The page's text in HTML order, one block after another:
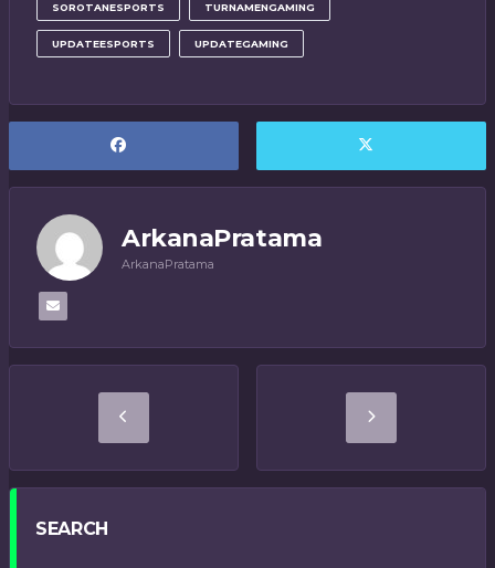
SOROTANESPORTS TURNAMENGAMING
UPDATEESPORTS UPDATEGAMING
ArkanaPratama
ArkanaPratama
SEARCH